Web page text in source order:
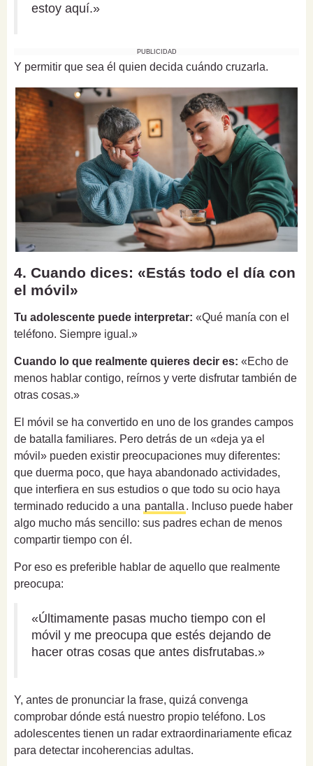
estoy aquí.»
PUBLICIDAD
Y permitir que sea él quien decida cuándo cruzarla.
4. Cuando dices: «Estás todo el día con
el móvil»
Tu adolescente puede interpretar: «Qué manía con el
teléfono. Siempre igual.»
Cuando lo que realmente quieres decir es: «Echo de
menos hablar contigo, reírnos y verte disfrutar también de
otras cosas.»
El móvil se ha convertido en uno de los grandes campos
de batalla familiares. Pero detrás de un «deja ya el
móvil» pueden existir preocupaciones muy diferentes:
que duerma poco, que haya abandonado actividades,
que interfiera en sus estudios o que todo su ocio haya
terminado reducido a una pantalla. Incluso puede haber
algo mucho más sencillo: sus padres echan de menos
compartir tiempo con él.
Por eso es preferible hablar de aquello que realmente
preocupa:
«Últimamente pasas mucho tiempo con el
móvil y me preocupa que estés dejando de
hacer otras cosas que antes disfrutabas.»
Y, antes de pronunciar la frase, quizá convenga
comprobar dónde está nuestro propio teléfono. Los
adolescentes tienen un radar extraordinariamente eficaz
para detectar incoherencias adultas.